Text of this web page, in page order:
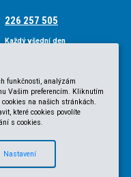
226 257 505
Každý všední den
funkčnosti, analýzám
Vašim preferencím. Kliknutím
cookies na našich stránkách.
které cookies povolíte
s cookies.
Nastavení